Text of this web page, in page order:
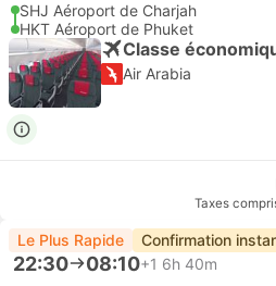
SHJ Aéroport de Charjah
HKT Aéroport de Phuket
Classe
Air Arabia
Taxes
Le Plus Rapide Confirmation
22:30 08:10+1 6h 40m